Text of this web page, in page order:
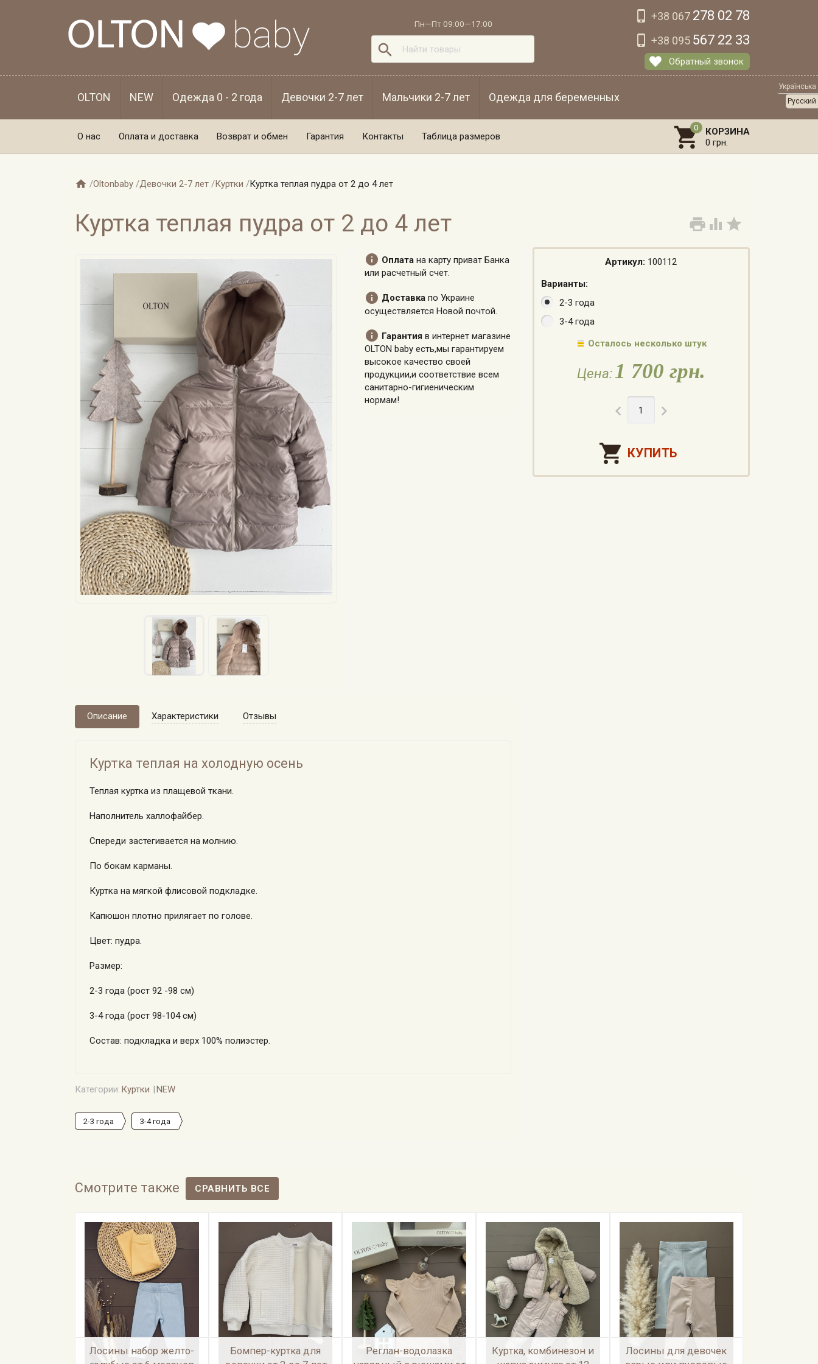
Пн—Пт 09:00—17:00

 +38 067 278 02 78
 +38 095 567 22 33
Обратный звонок
OLTON NEW Одежда 0 - 2 года Девочки 2-7 лет Мальчики 2-7 лет Одежда для беременных
О нас Оплата и доставка Возврат и обмен Гарантия Контакты Таблица размеров  КОРЗИНА
0 грн.
 /Oltonbaby /Девочки 2-7 лет /Куртки /Куртка теплая пудра от 2 до 4 лет
  
Куртка теплая пудра от 2 до 4 лет
 Оплатана карту приват Банка
или расчетный счет.
 Доставкапо Украине
осуществляется Новой почтой.
 Гарантияв интернет магазине
OLTON baby есть,мы гарантируем
высокое качество своей
продукции,и соответствие всем
санитарно-гигиеническим
нормам!
Артикул: 100112
Варианты:
2-3 года
3-4 года
Осталось несколько штук
Цена: 1 700 грн.
 
Описание Характеристики Отзывы
Куртка теплая на холодную осень
Теплая куртка из плащевой ткани.
Наполнитель халлофайбер.
Спереди застегивается на молнию.
По бокам карманы.
Куртка на мягкой флисовой подкладке.
Капюшон плотно прилягает по голове.
Цвет: пудра.
Размер:
2-3 года (рост 92 -98 см)
3-4 года (рост 98-104 см)
Состав: подкладка и верх 100% полиэстер.
Категории: Куртки NEW
2-3 года 3-4 года
Смотрите также
Лосины набор желто-
Бомпер-куртка для
Реглан-водолазка
Куртка, комбинезон и
Лосины для девочек
Українська
Русский